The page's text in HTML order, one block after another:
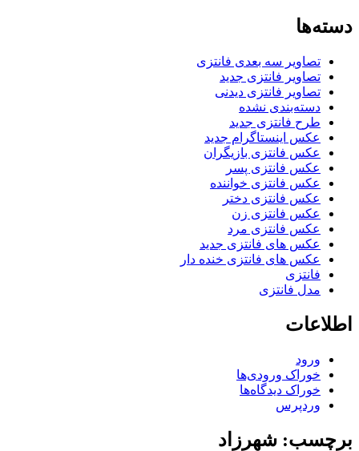
دسته‌ها
تصاویر سه بعدی فانتزی
تصاویر فانتزی جدید
تصاویر فانتزی دیدنی
دسته‌بندی نشده
طرح فانتزی جدید
عکس اینستاگرام جدید
عکس فانتزی بازیگران
عکس فانتزی پسر
عکس فانتزی خواننده
عکس فانتزی دختر
عکس فانتزی زن
عکس فانتزی مرد
عکس های فانتزی جدید
عکس های فانتزی خنده دار
فانتزی
مدل فانتزی
اطلاعات
ورود
خوراک ورودی‌ها
خوراک دیدگاه‌ها
وردپرس
برچسب: شهرزاد